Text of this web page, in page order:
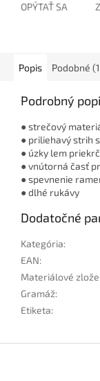
OPÝTAŤ SA
Popis Podobné
Podrobný
● strečový
● priliehavý strih
● úzky lem
● vnútorná časť
● spevnenie
● dlhé rukávy
Dodatočné
Kategória:
EAN:
Materiálové
Gramáž:
Etiketa: